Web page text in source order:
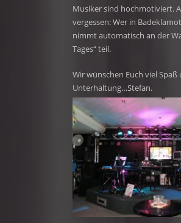
Musiker sind hochmotiviert.
vergessen: Wer in
nimmt automatisch an der
Tages“ teil.
Wir wünschen Euch viel
Unterhaltung…Stefan.